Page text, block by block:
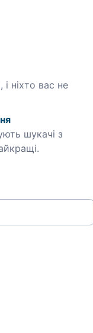
ніхто вас не
шукачі з